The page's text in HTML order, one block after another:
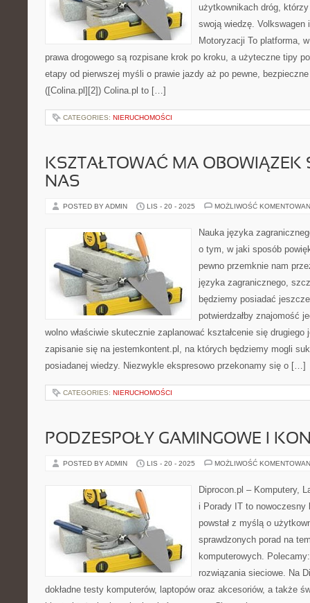
użytkownikach dróg,
swoją wiedzę. Volkswagen
Motoryzacji To platforma,
prawa drogowego są rozpisane krok po kroku, a użyteczne tipy
etapy od pierwszej myśli o prawie jazdy aż po pewne,
([Colina.pl][2]) Colina.pl to […]
CATEGORIES: NIERUCHOMOŚCI
KSZTAŁTOWAĆ MA OBOWIĄZEK
NAS
POSTED BY ADMIN LIS - 20 - 2025 MOŻLIWOŚĆ
Nauka języka
o tym, w jaki sposób
pewno przemknie nam
języka zagranicznego,
będziemy posiadać
potwierdzałby znajomość
wolno właściwie skutecznie zaplanować kształcenie się
zapisanie się na jestemkontent.pl, na których będziemy mogli
posiadanej wiedzy. Niezwykle ekspresowo przekonamy się o […]
CATEGORIES: NIERUCHOMOŚCI
PODZESPOŁY GAMINGOWE I
POSTED BY ADMIN LIS - 20 - 2025 MOŻLIWOŚĆ
Diprocon.pl – Komputery,
i Porady IT to nowoczesny
powstał z myślą o
sprawdzonych porad na
komputerowych.
rozwiązania sieciowe. Na
dokładne testy komputerów, laptopów oraz akcesoriów, a także